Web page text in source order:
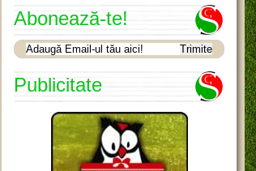
Abonează-te!
Publicitate